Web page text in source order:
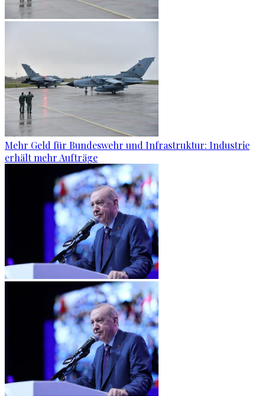
Mehr Geld für Bundeswehr und Infrastruktur: Industrie
erhält mehr Aufträge